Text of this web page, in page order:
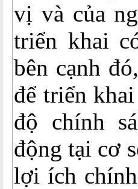
vị và của
triển khai
bên cạnh
để triển
độ chính
động tại cơ
lợi ích